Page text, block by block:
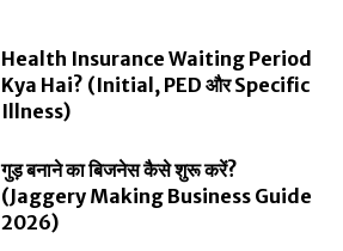
Health Insurance Waiting Period
Kya Hai? (Initial, PED और Specific
Illness)
गुड़ बनाने का बिजनेस कैसे शुरू करें?
(Jaggery Making Business Guide
2026)